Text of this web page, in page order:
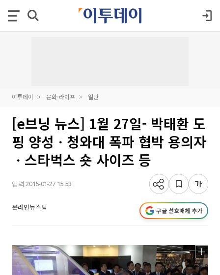
이투데이 문화·라이프 일반
[e브닝 뉴스] 1월 27일- 박태환 도
핑 양성ㆍ청와대 폭파 협박 용의자
ㆍ스타벅스 숏 사이즈 등
입력 2015-01-27 15:53
온라인뉴스팀 구글 선호매체 추가